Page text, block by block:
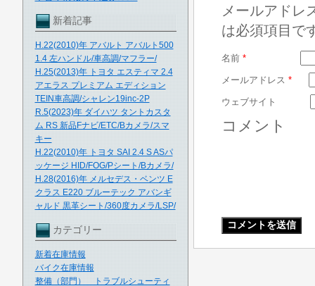
新着記事
H.22(2010)年 アバルト アバルト500
1.4 左ハンドル/車高調/マフラー/
H.25(2013)年 トヨタ エスティマ 2.4
アエラス プレミアム エディション
TEIN車高調/シャレン19inc-2P
R.5(2023)年 ダイハツ タントカスタ
ム RS 新品Fナビ/ETC/Bカメラ/スマ
キー
H.22(2010)年 トヨタ SAI 2.4 S ASパ
ッケージ HID/FOG/Pシート/Bカメラ/
H.28(2016)年 メルセデス・ベンツ E
クラス E220 ブルーテック アバンギ
ャルド 黒革シート/360度カメラ/LSP/
カテゴリー
新着在庫情報
バイク在庫情報
整備（部門） トラブルシューティ
メールアドレ
は必須項目で
名前 *
メールアドレス *
ウェブサイト
コメント